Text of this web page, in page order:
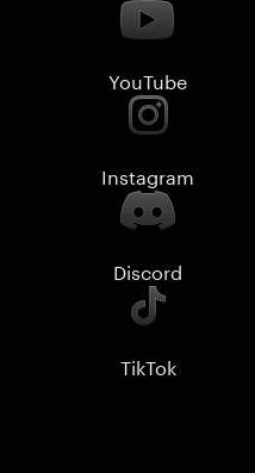
YouTube
Instagram
Discord
TikTok